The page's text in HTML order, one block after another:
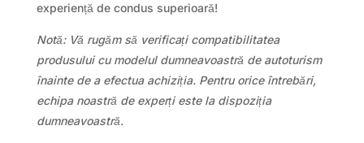
experiență de condus superioară!
Notă: Vă rugăm să verificați compatibilitatea
produsului cu modelul dumneavoastră de autoturism
înainte de a efectua achiziția. Pentru orice întrebări,
echipa noastră de experți este la dispoziția
dumneavoastră.